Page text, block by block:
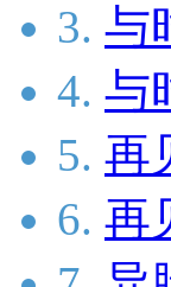
3. 与
4. 与
5. 再
6. 再